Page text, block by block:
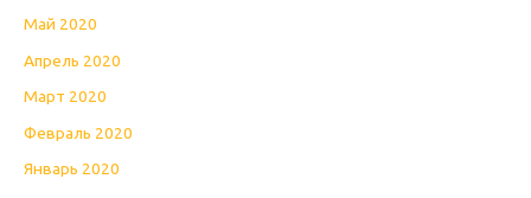
Май 2020
Апрель 2020
Март 2020
Февраль 2020
Январь 2020